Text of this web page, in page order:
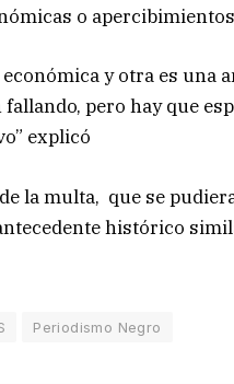
o
y otra es una
pero hay que
explicó
la multa, que se
histórico
Periodismo Negro